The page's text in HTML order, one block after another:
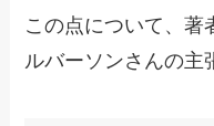
この点について、著
ルバーソンさんの主